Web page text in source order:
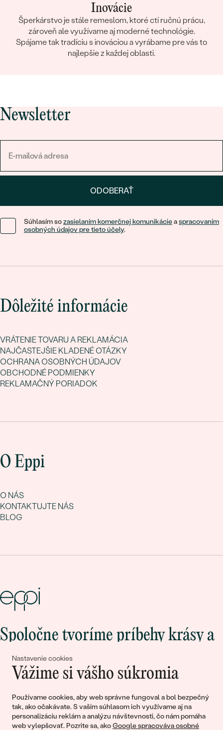
Nastavenie cookies
Vážime si vášho súkromia
Používame cookies, aby web správne fungoval a bol bezpečný
tak, ako očakávate. S vaším súhlasom ich využívame aj na
personalizáciu reklám a analýzu návštevnosti, čo nám pomáha
web vylepšovať. Pozrite sa, akoGoogle spracováva osobné
Inovácie
Šperkárstvo je stále remeslom, ktoré ctí ručnú prácu,
zároveň ale využívame aj moderné technológie.
Spájame tak tradíciu s inováciou a vyrábame pre vás to
najlepšie z každej oblasti.
Newsletter
ODOBERAŤ
Súhlasím sozasielaním komerčnej komunikácieaspracovaním
osobných údajov pre tieto účely.
Dôležité informácie
VRÁTENIE TOVARU A REKLAMÁCIA
NAJČASTEJŠIE KLADENÉ OTÁZKY
OCHRANA OSOBNÝCH ÚDAJOV
OBCHODNÉ PODMIENKY
REKLAMAČNÝ PORIADOK
O Eppi
O NÁS
KONTAKTUJTE NÁS
BLOG
Spoločne tvoríme príbehy krásy a
lásky